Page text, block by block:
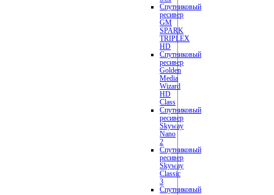
Спутниковый
ресивер
GM
SPARK
TRIPLEX
HD
Спутниковый
ресивер
Golden
Media
Wizard
HD
Class
Спутниковый
ресивер
Skyway
Nano
2
Спутниковый
ресивер
Skyway
Classic
3
Спутниковый